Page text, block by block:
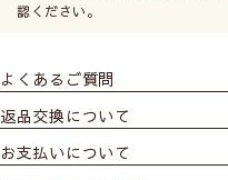
※レースカーテンに10cm近
認ください。
よくあるご質問
返品交換について
お支払いについて